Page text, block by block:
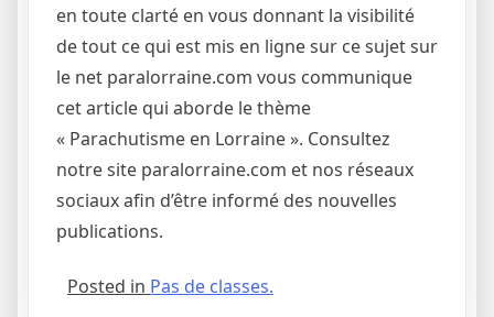
en toute clarté en vous donnant la visibilité
de tout ce qui est mis en ligne sur ce sujet sur
le net paralorraine.com vous communique
cet article qui aborde le thème
« Parachutisme en Lorraine ». Consultez
notre site paralorraine.com et nos réseaux
sociaux afin d’être informé des nouvelles
publications.
Posted in Pas de classes.